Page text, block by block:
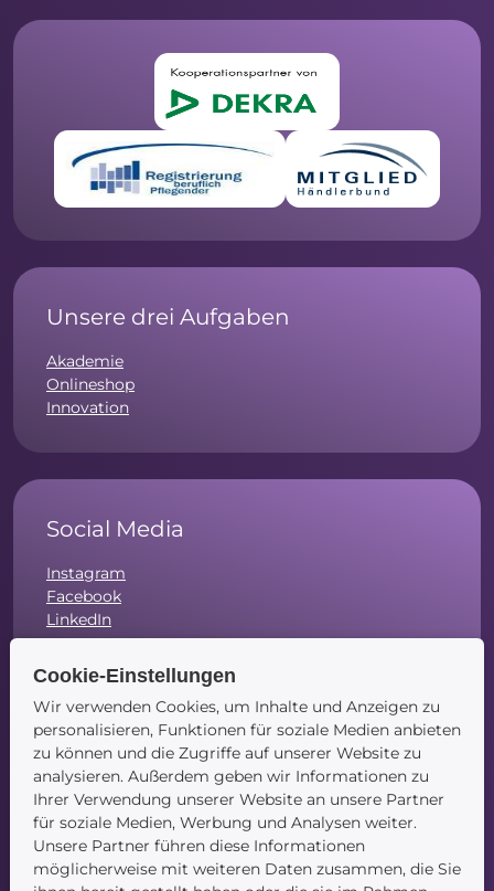
Unsere drei Aufgaben
Akademie
Onlineshop
Innovation
Social Media
Instagram
Facebook
LinkedIn
Navigation
Startseite
Blog
Kontakt
Cookie-Einstellungen
Wir verwenden Cookies, um Inhalte und Anzeigen zu
personalisieren, Funktionen für soziale Medien anbieten
zu können und die Zugriffe auf unserer Website zu
analysieren. Außerdem geben wir Informationen zu
Ihrer Verwendung unserer Website an unsere Partner
für soziale Medien, Werbung und Analysen weiter.
Unsere Partner führen diese Informationen
möglicherweise mit weiteren Daten zusammen, die Sie